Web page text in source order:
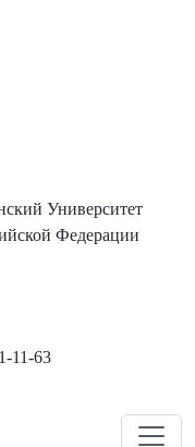
Университет
Федерации
11-63